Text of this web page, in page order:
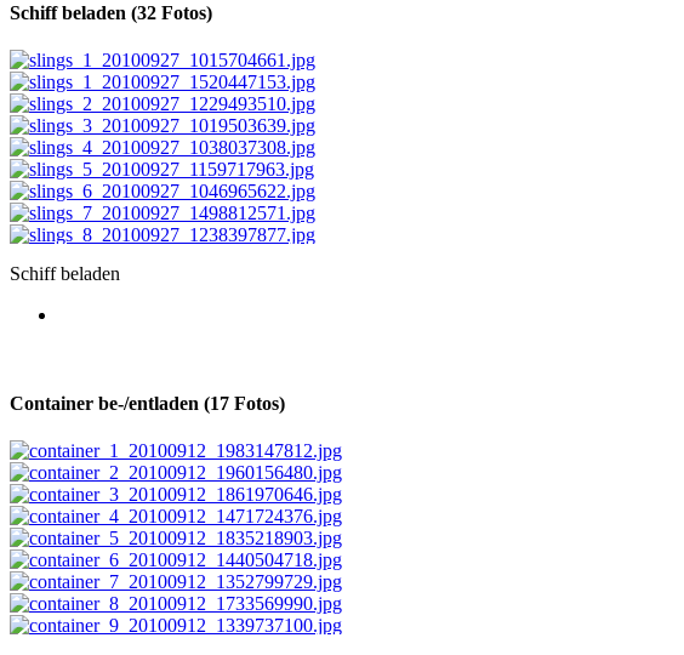
Schiff beladen (32 Fotos)
Schiff beladen
Container be-/entladen (17 Fotos)